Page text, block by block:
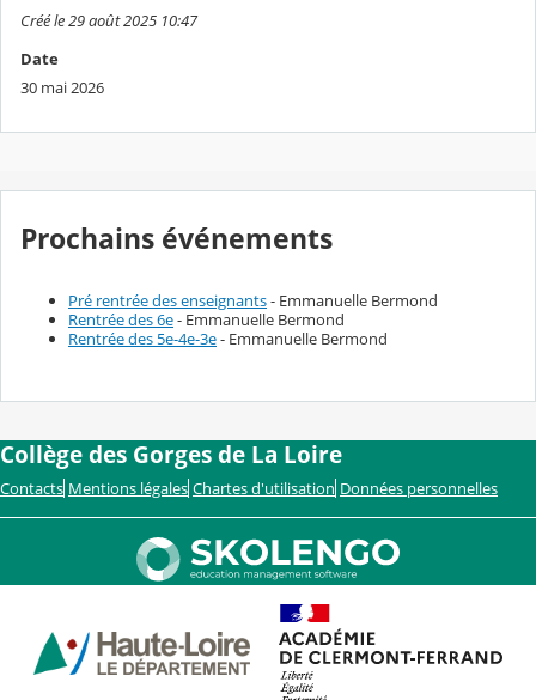
Créé le 29 août 2025 10:47
Date
30 mai 2026
Prochains événements
Pré rentrée des enseignants- Emmanuelle Bermond
Rentrée des 6e- Emmanuelle Bermond
Rentrée des 5e-4e-3e- Emmanuelle Bermond
Collège des Gorges de La Loire
Contacts Mentions légales Chartes d'utilisation Données personnelles